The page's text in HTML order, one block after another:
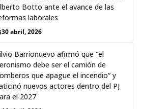
Botto ante el avance de las
laborales
30 abril, 2026
Barrionuevo afirmó que “el
debe ser el camión de
que apague el incendio” y
nuevos actores dentro del PJ
el 2027